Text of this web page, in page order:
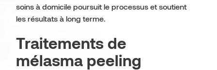
soins à domicile poursuit le processus et soutient
les résultats à long terme.
Traitements de
mélasma peeling